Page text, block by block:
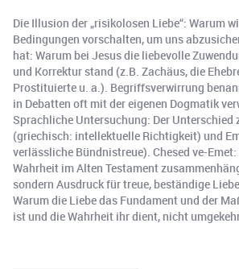
Die Illusion der „risikolosen Liebe“: Warum
Bedingungen vorschalten, um uns
hat: Warum bei Jesus die liebevolle
und Korrektur stand (z.B. Zachäus, die
Prostituierte u. a.). Begriffsverwirrung
in Debatten oft mit der eigenen Dogmatik
Sprachliche Untersuchung: Der Unterschied
(griechisch: intellektuelle Richtigkeit) und
verlässliche Bündnistreue). Chesed ve-Emet:
Wahrheit im Alten Testament
sondern Ausdruck für treue, beständige
Warum die Liebe das Fundament und der
ist und die Wahrheit ihr dient, nicht